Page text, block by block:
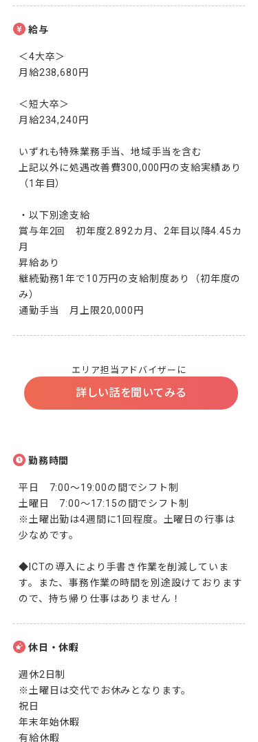
給与
＜4大卒＞
月給238,680円
＜短大卒＞
月給234,240円
いずれも特殊業務手当、地域手当を含む
上記以外に処遇改善費300,000円の支給実績あり
（1年目）
・以下別途支給
賞与年2回　初年度2.892カ月、2年目以降4.45カ
月
昇給あり
継続勤務1年で10万円の支給制度あり（初年度の
み）
通勤手当　月上限20,000円
エリア担当アドバイザーに
詳しい話を聞いてみる
勤務時間
平日　7:00～19:00の間でシフト制
土曜日　7:00～17:15の間でシフト制
※土曜出勤は4週間に1回程度。土曜日の行事は
少なめです。
◆ICTの導入により手書き作業を削減していま
す。また、事務作業の時間を別途設けております
ので、持ち帰り仕事はありません！
休日・休暇
週休2日制
※土曜日は交代でお休みとなります。
祝日
年末年始休暇
有給休暇